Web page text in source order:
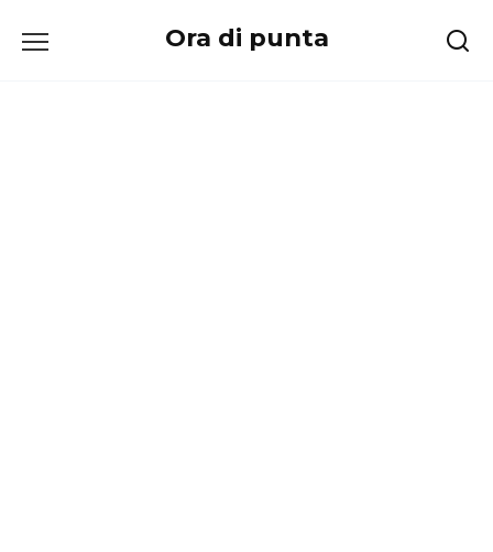
Ora di punta